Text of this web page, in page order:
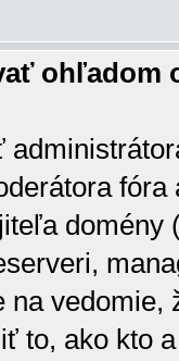
ohľadom
vedomie,
to, ako kto